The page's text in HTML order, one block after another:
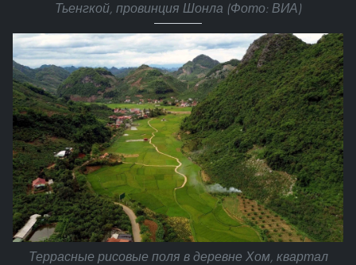
Тьенгкой, провинция Шонла (Фото: ВИА)
Террасные рисовые поля в деревне Хом, квартал